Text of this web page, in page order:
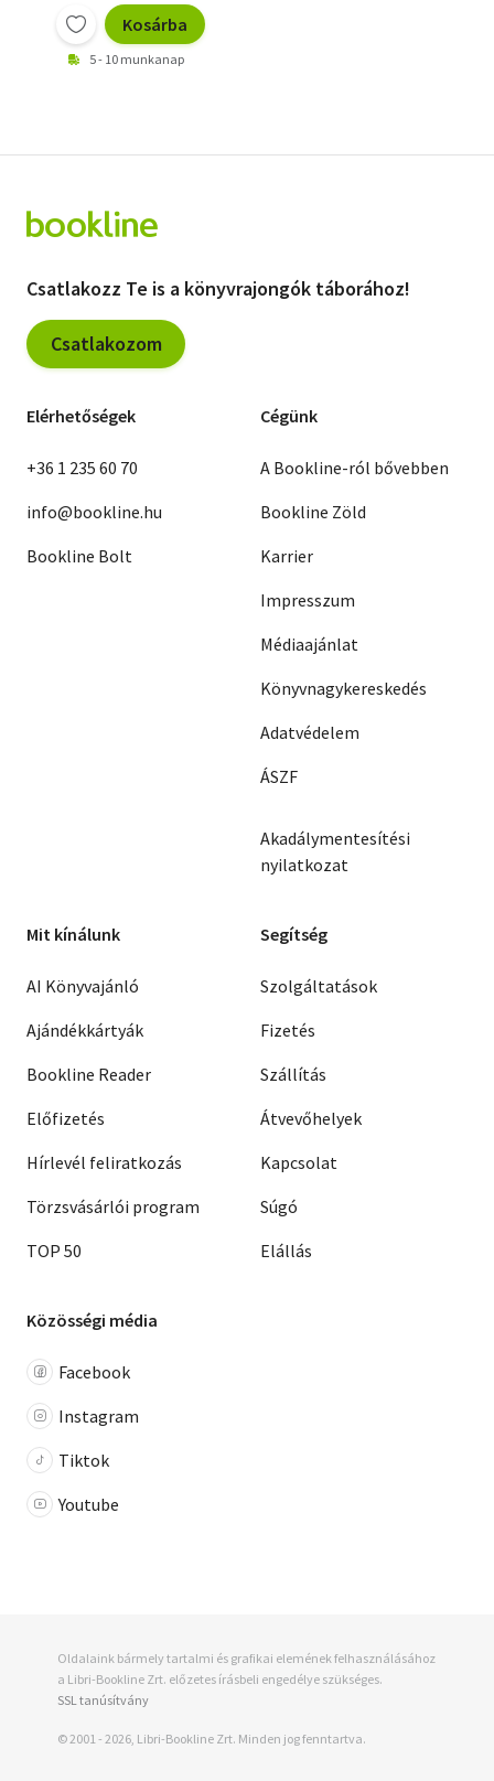
Kosárba
5 - 10 munkanap
Csatlakozz Te is a könyvrajongók táborához!
Csatlakozom
Elérhetőségek
+36 1 235 60 70
info@bookline.hu
Bookline Bolt
Cégünk
A Bookline-ról bővebben
Bookline Zöld
Karrier
Impresszum
Médiaajánlat
Könyvnagykereskedés
Adatvédelem
ÁSZF
Akadálymentesítési
nyilatkozat
Mit kínálunk
AI Könyvajánló
Ajándékkártyák
Bookline Reader
Előfizetés
Hírlevél feliratkozás
Törzsvásárlói program
TOP 50
Segítség
Szolgáltatások
Fizetés
Szállítás
Átvevőhelyek
Kapcsolat
Súgó
Elállás
Közösségi média
Facebook
Instagram
Tiktok
Youtube
Oldalaink bármely tartalmi és grafikai elemének felhasználásához
a Libri-Bookline Zrt. előzetes írásbeli engedélye szükséges.
SSL tanúsítvány
© 2001 - 2026, Libri-Bookline Zrt. Minden jog fenntartva.